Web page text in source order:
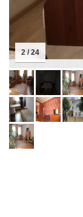
2 / 24